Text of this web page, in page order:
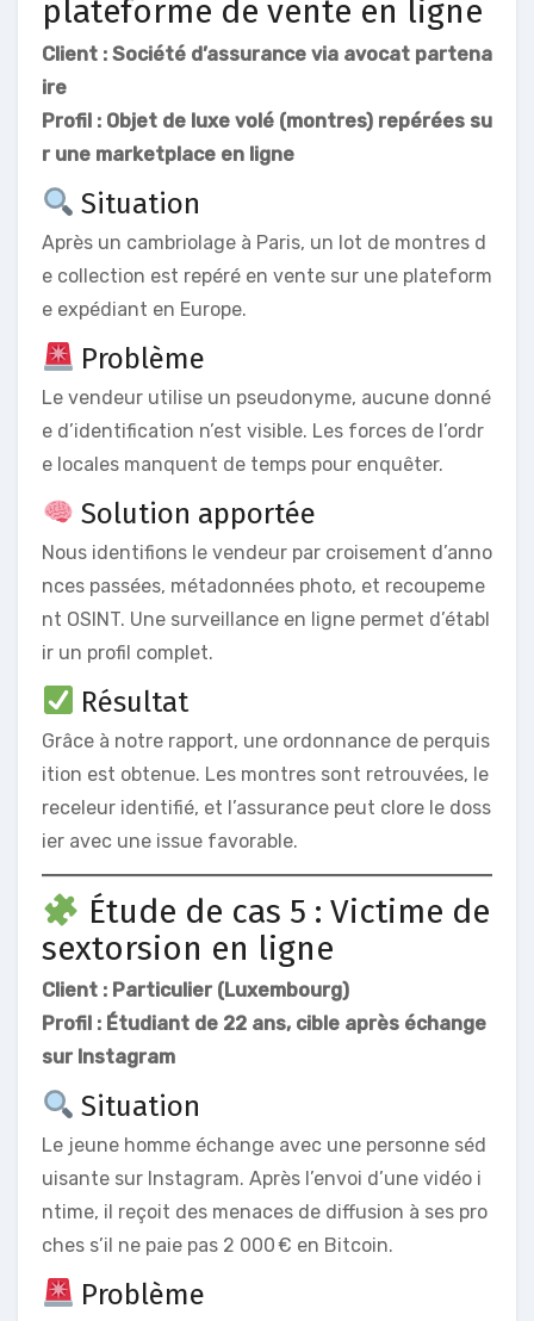
plateforme de vente en ligne
Client : Société d’assurance via avocat partena
ire
Profil : Objet de luxe volé (montres) repérées su
r une marketplace en ligne
Situation
Après un cambriolage à Paris, un lot de montres d
e collection est repéré en vente sur une plateform
e expédiant en Europe.
Problème
Le vendeur utilise un pseudonyme, aucune donné
e d’identification n’est visible. Les forces de l’ordr
e locales manquent de temps pour enquêter.
Solution apportée
Nous identifions le vendeur par croisement d’anno
nces passées, métadonnées photo, et recoupeme
nt OSINT. Une surveillance en ligne permet d’établ
ir un profil complet.
Résultat
Grâce à notre rapport, une ordonnance de perquis
ition est obtenue. Les montres sont retrouvées, le
receleur identifié, et l’assurance peut clore le doss
ier avec une issue favorable.
Étude de cas 5 : Victime de
sextorsion en ligne
Client : Particulier (Luxembourg)
Profil : Étudiant de 22 ans, cible après échange
sur Instagram
Situation
Le jeune homme échange avec une personne séd
uisante sur Instagram. Après l’envoi d’une vidéo i
ntime, il reçoit des menaces de diffusion à ses pro
ches s’il ne paie pas 2 000 € en Bitcoin.
Problème